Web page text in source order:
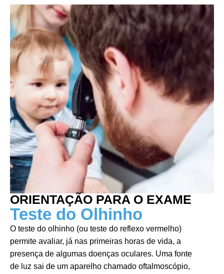
ORIENTAÇÃO PARA O EXAME
Teste do Olhinho
O teste do olhinho (ou teste do reflexo vermelho)
permite avaliar, já nas primeiras horas de vida, a
presença de algumas doenças oculares. Uma fonte
de luz sai de um aparelho chamado oftalmoscópio,